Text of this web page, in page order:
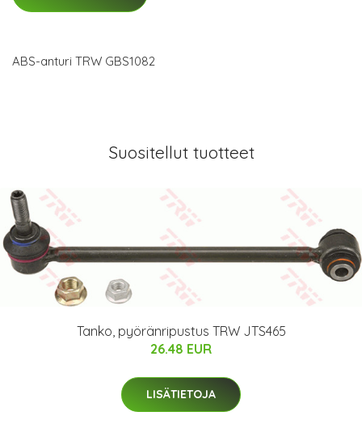
ABS-anturi TRW GBS1082
Suositellut tuotteet
Tanko, pyöränripustus TRW JTS465
26.48 EUR
LISÄTIETOJA